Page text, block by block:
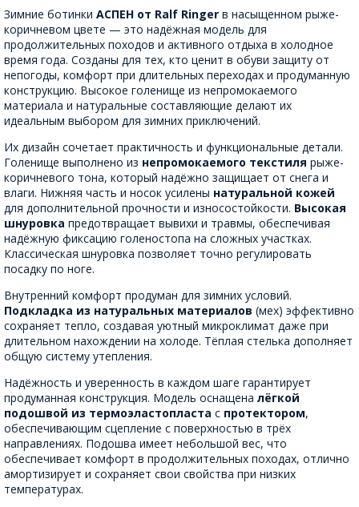
Зимние ботинки АСПЕН от Ralf Ringer в насыщенном рыже-
коричневом цвете — это надёжная модель для
продолжительных походов и активного отдыха в холодное
время года. Созданы для тех, кто ценит в обуви защиту от
непогоды, комфорт при длительных переходах и продуманную
конструкцию. Высокое голенище из непромокаемого
материала и натуральные составляющие делают их
идеальным выбором для зимних приключений.
Их дизайн сочетает практичность и функциональные детали.
Голенище выполнено из непромокаемого текстиля рыже-
коричневого тона, который надёжно защищает от снега и
влаги. Нижняя часть и носок усилены натуральной кожей
для дополнительной прочности и износостойкости. Высокая
шнуровка предотвращает вывихи и травмы, обеспечивая
надёжную фиксацию голеностопа на сложных участках.
Классическая шнуровка позволяет точно регулировать
посадку по ноге.
Внутренний комфорт продуман для зимних условий.
Подкладка из натуральных материалов (мех) эффективно
сохраняет тепло, создавая уютный микроклимат даже при
длительном нахождении на холоде. Тёплая стелька дополняет
общую систему утепления.
Надёжность и уверенность в каждом шаге гарантирует
продуманная конструкция. Модель оснащена лёгкой
подошвой из термоэластопласта с протектором,
обеспечивающим сцепление с поверхностью в трёх
направлениях. Подошва имеет небольшой вес, что
обеспечивает комфорт в продолжительных походах, отлично
амортизирует и сохраняет свои свойства при низких
температурах.